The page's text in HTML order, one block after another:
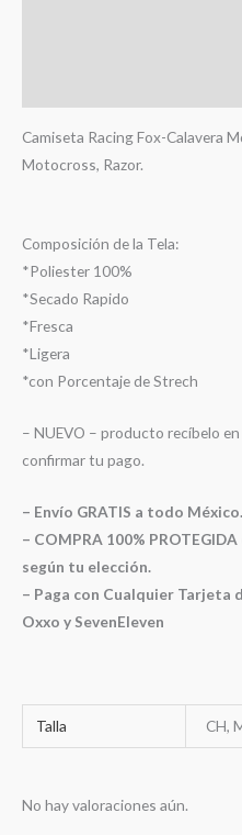
Camiseta Racing Fox-Calavera
Motocross, Razor.
Composición de la Tela:
*Poliester 100%
*Secado Rapido
*Fresca
*Ligera
*con Porcentaje de Strech
– NUEVO – producto recíbelo
confirmar tu pago.
– Envío GRATIS a todo México.
– COMPRA 100%
según tu elección.
– Paga con Cualquier
Oxxo y SevenEleven
Talla CH,
No hay valoraciones aún.